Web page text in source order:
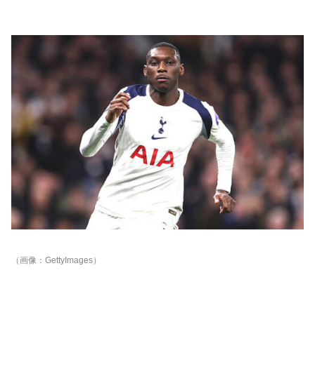
（画像：GettyImages）